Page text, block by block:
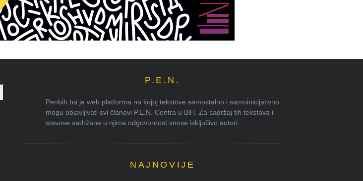
P.E.N.
Penbih.ba je web platforma na kojoj tekstove samostalno i samoinicijativno
mogu objavljivati svi članovi P.E.N. Centra u BiH. Za sadržaj tih tekstova i
stavove sadržane u njima odgovornost snose isključivo autori.
NAJNOVIJE